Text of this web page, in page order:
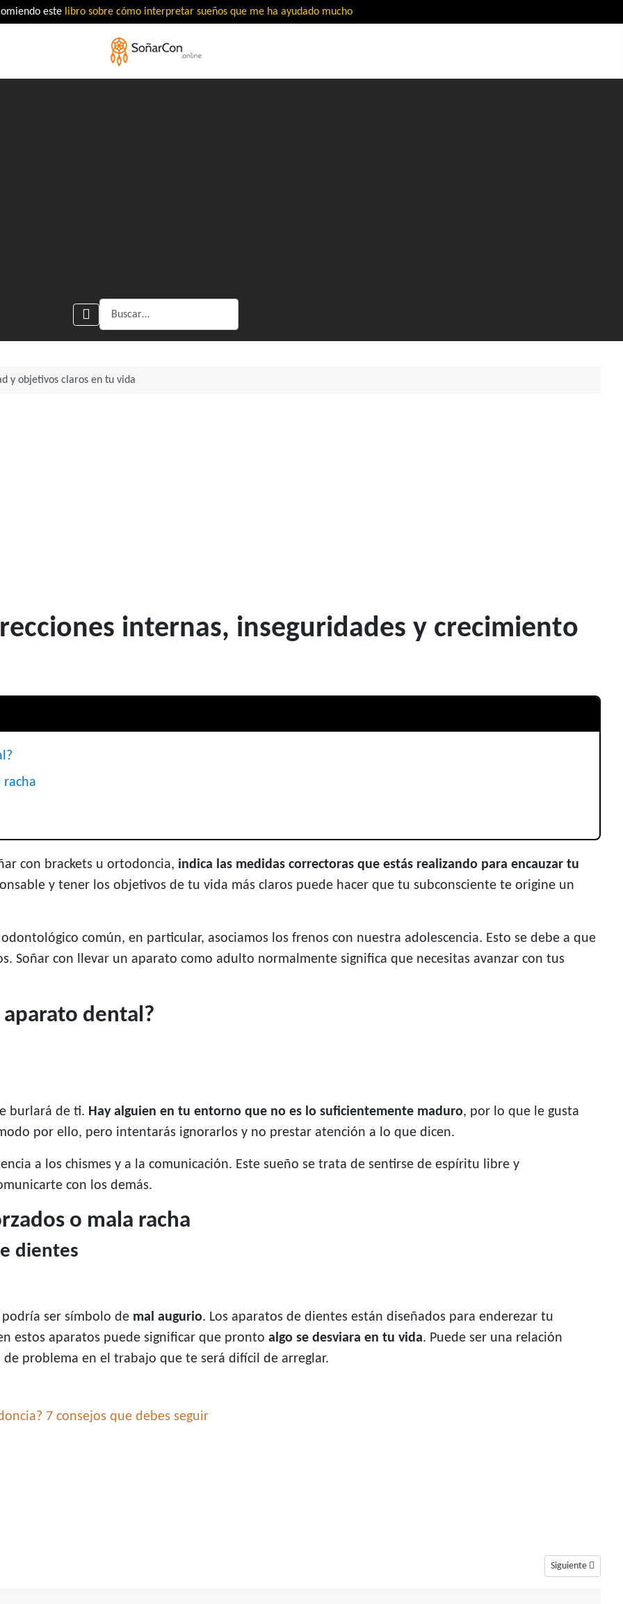
este libro sobre cómo interpretar sueños que me ha ayudado mucho
Buscar
y objetivos claros en tu vida
internas, inseguridades y crecimiento
racha
con brackets u ortodoncia, indica las medidas correctoras que estás realizando para encauzar tu
y tener los objetivos de tu vida más claros puede hacer que tu subconsciente te origine un
común, en particular, asociamos los frenos con nuestra adolescencia. Esto se debe a que
Soñar con llevar un aparato como adulto normalmente significa que necesitas avanzar con tus
dental?
burlará de ti. Hay alguien en tu entorno que no es lo suficientemente maduro, por lo que le gusta
por ello, pero intentarás ignorarlos y no prestar atención a lo que dicen.
a los chismes y a la comunicación. Este sueño se trata de sentirse de espíritu libre y
con los demás.
o mala racha
dientes
ser símbolo de mal augurio. Los aparatos de dientes están diseñados para enderezar tu
estos aparatos puede significar que pronto algo se desviara en tu vida. Puede ser una relación
problema en el trabajo que te será difícil de arreglar.
7 consejos que debes seguir
Artículo siguiente:
Siguiente